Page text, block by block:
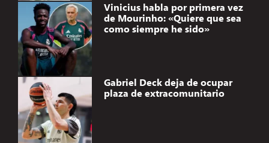
Vinicius habla por primera vez
de Mourinho: «Quiere que sea
como siempre he sido»
Gabriel Deck deja de ocupar
plaza de extracomunitario